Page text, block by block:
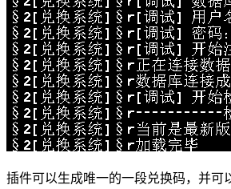
插件可以生成唯一的一段兑换码，并可